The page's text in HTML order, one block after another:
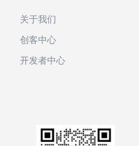
关于我们
创客中心
开发者中心